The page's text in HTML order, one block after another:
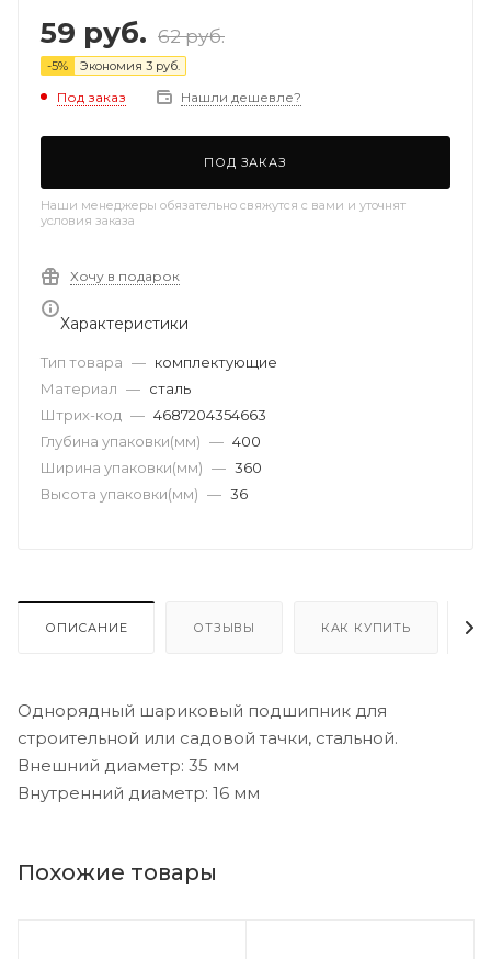
59 руб. 62руб.
-5% Экономия 3 руб.
Под заказ Нашли дешевле?
ПОД ЗАКАЗ
Наши менеджеры обязательно свяжутся с вами и уточнят
условия заказа
Хочу в подарок
Характеристики
Тип товара — комплектующие
Материал — сталь
Штрих-код — 4687204354663
Глубина упаковки(мм) — 400
Ширина упаковки(мм) — 360
Высота упаковки(мм) — 36
ОПИСАНИЕ ОТЗЫВЫ КАК КУПИТЬ
Однорядный шариковый подшипник для
строительной или садовой тачки, стальной.
Внешний диаметр: 35 мм
Внутренний диаметр: 16 мм
Похожие товары